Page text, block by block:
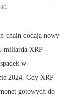
chain dodają nowy
miliarda XRP –
w
2024. Gdy XRP
gotowych do